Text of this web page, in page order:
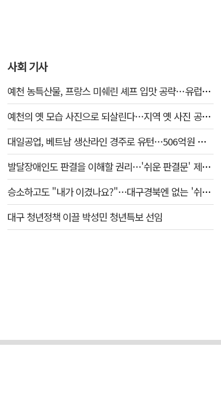
사회 기사
예천 농특산물, 프랑스 미쉐린 셰프 입맛 공략…유럽시장 진출 모색
예천의 옛 모습 사진으로 되살린다…지역 옛 사진 공모전 45점 선정
대일공업, 베트남 생산라인 경주로 유턴…506억원 투자
발달장애인도 판결을 이해할 권리…'쉬운 판결문' 제도화 과제
승소하고도 "내가 이겼나요?"…대구경북엔 없는 '쉬운 판결문'
대구 청년정책 이끌 박성민 청년특보 선임